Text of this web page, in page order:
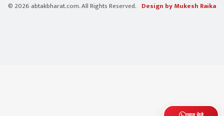
© 2026 abtakbharat.com. All Rights Reserved. Design by Mukesh Raika
न्यूज़ भेजे